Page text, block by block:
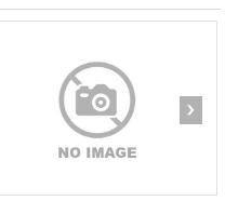
›